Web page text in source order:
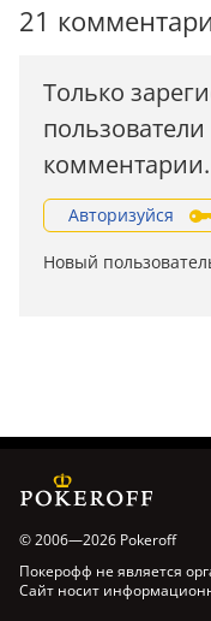
21
Только
пользователи
комментарии.
Авторизуйся
Новый
© 2006—2026 Pokeroff
Покерофф не является
Сайт носит